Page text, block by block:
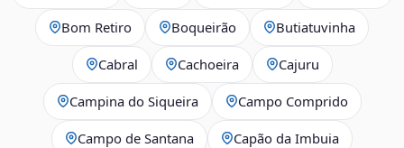
Bom Retiro Boqueirão Butiatuvinha
Cabral Cachoeira Cajuru
Campina do Siqueira Campo Comprido
Campo de Santana Capão da Imbuia